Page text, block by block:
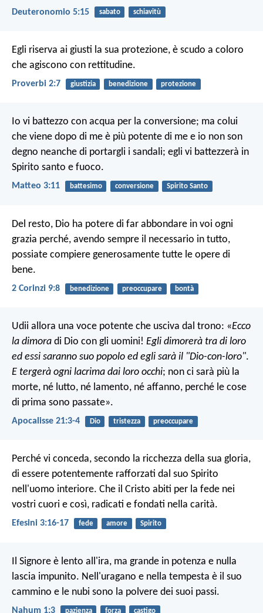
Deuteronomio 5:15 sabato schiavitù
Egli riserva ai giusti la sua protezione, è scudo a coloro
che agiscono con rettitudine.
Proverbi 2:7 giustizia benedizione protezione
Io vi battezzo con acqua per la conversione; ma colui
che viene dopo di me è più potente di me e io non son
degno neanche di portargli i sandali; egli vi battezzerà in
Spirito santo e fuoco.
Matteo 3:11 battesimo conversione Spirito Santo
Del resto, Dio ha potere di far abbondare in voi ogni
grazia perché, avendo sempre il necessario in tutto,
possiate compiere generosamente tutte le opere di
bene.
2 Corinzi 9:8 benedizione preoccupare bontà
Udii allora una voce potente che usciva dal trono: «Ecco
la dimora di Dio con gli uomini! Egli dimorerà tra di loro
ed essi saranno suo popolo ed egli sarà il "Dio-con-loro".
E tergerà ogni lacrima dai loro occhi; non ci sarà più la
morte, né lutto, né lamento, né affanno, perché le cose
di prima sono passate».
Apocalisse 21:3-4 Dio tristezza preoccupare
Perché vi conceda, secondo la ricchezza della sua gloria,
di essere potentemente rafforzati dal suo Spirito
nell'uomo interiore. Che il Cristo abiti per la fede nei
vostri cuori e così, radicati e fondati nella carità.
Efesini 3:16-17 fede amore Spirito
Il Signore è lento all'ira, ma grande in potenza e nulla
lascia impunito. Nell'uragano e nella tempesta è il suo
cammino e le nubi sono la polvere dei suoi passi.
Nahum 1:3 pazienza forza castigo